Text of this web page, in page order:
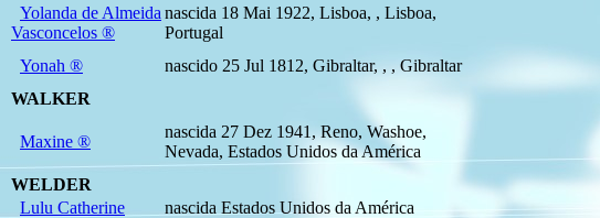
Yolanda de Almeida
Vasconcelos ®
nascida 18 Mai 1922, Lisboa, , Lisboa,
Portugal
Yonah ® nascido 25 Jul 1812, Gibraltar, , , Gibraltar
WALKER
Maxine ®
nascida 27 Dez 1941, Reno, Washoe,
Nevada, Estados Unidos da América
WELDER
Lulu Catherine
nascida Estados Unidos da América